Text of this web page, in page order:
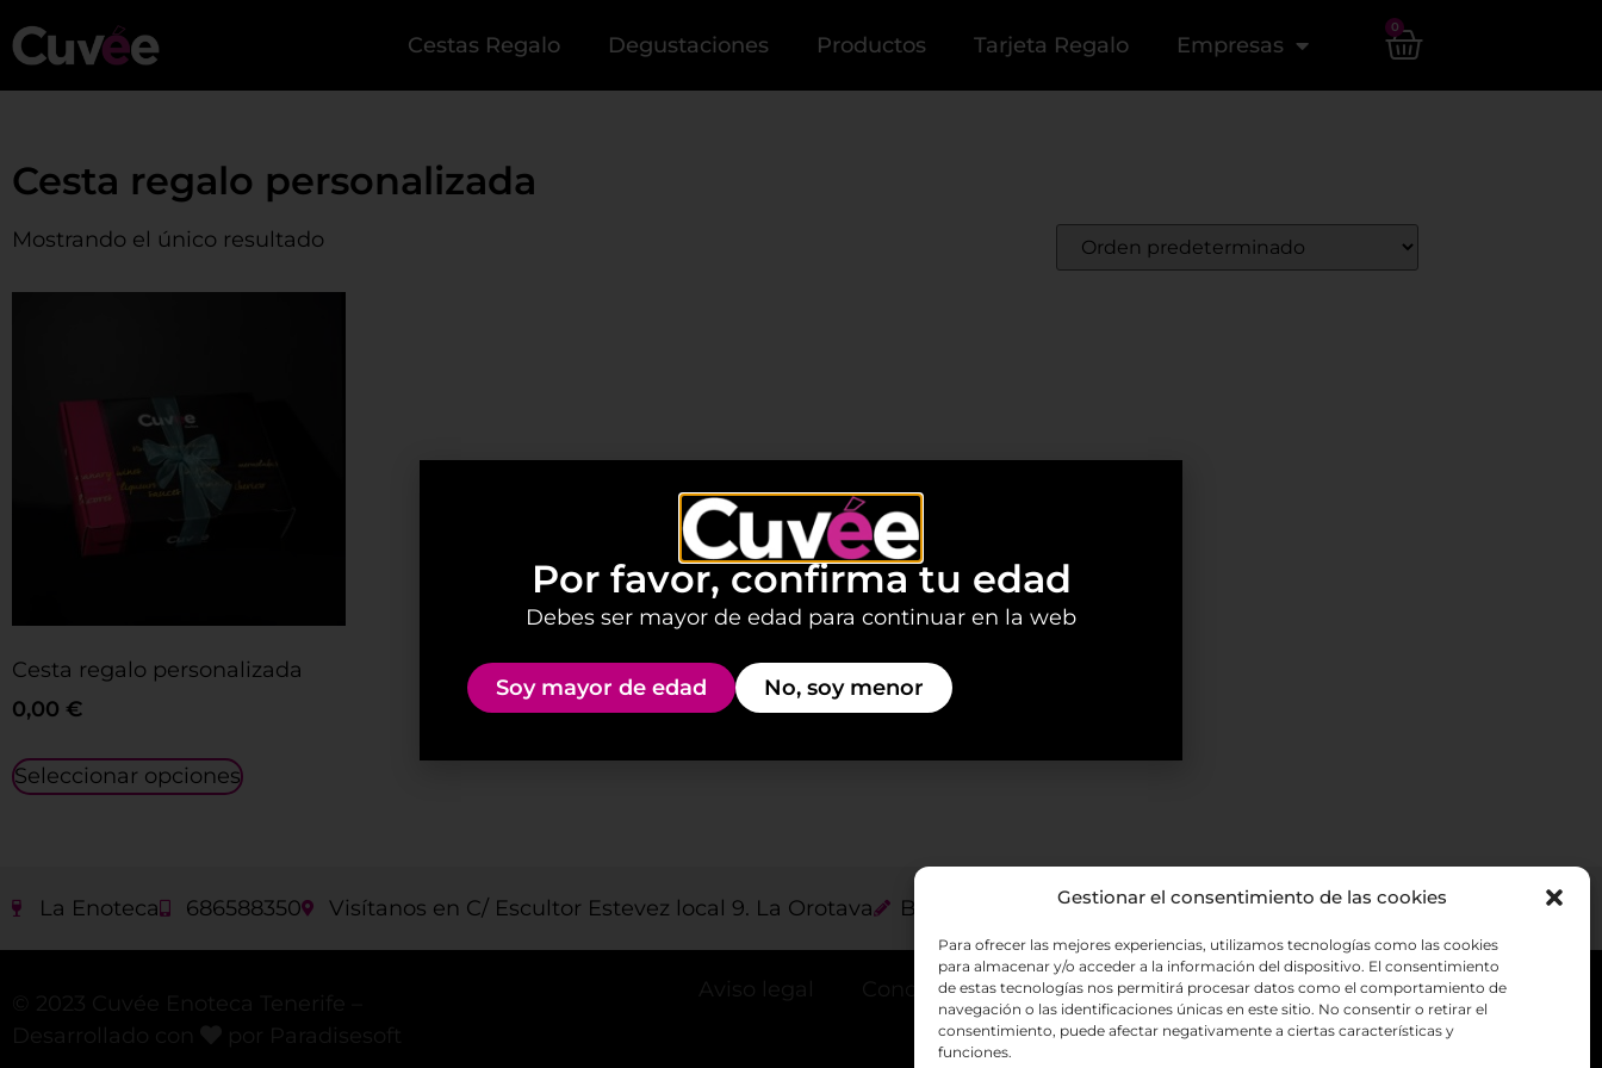
Gestionar el consentimiento de las cookies
Para ofrecer las mejores experiencias, utilizamos tecnologías como las cookies
para almacenar y/o acceder a la información del dispositivo. El consentimiento
de estas tecnologías nos permitirá procesar datos como el comportamiento de
navegación o las identificaciones únicas en este sitio. No consentir o retirar el
consentimiento, puede afectar negativamente a ciertas características y
funciones.
Cestas Regalo Degustaciones Productos Tarjeta Regalo Empresas
0
Cesta regalo personalizada
Mostrando el único resultado
Cesta regalo personalizada
0,00 €
Seleccionar opciones
La Enoteca 686588350 Visítanos en C/ Escultor Estevez local 9. La Orotava Blog
Condiciones de servicio Política de privacidad
Política de cookies
Por favor, confirma tu edad
Debes ser mayor de edad para continuar en la web
Soy mayor de edad No, soy menor